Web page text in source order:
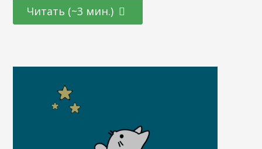
другом городе или области. О том, как продвигать
местные сайты мы уже писали здесь, а про привязку к
Читать (~3 мин.)